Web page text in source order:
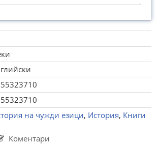
на чужди езици, История, Книги
Коментари